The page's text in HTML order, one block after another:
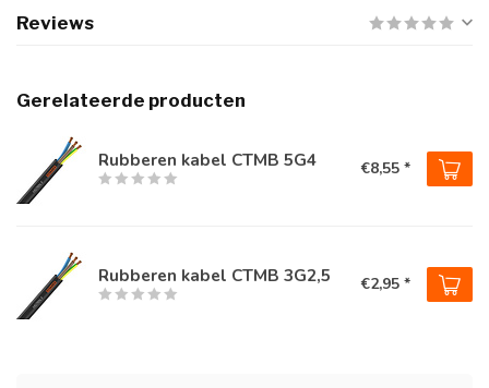
Reviews
Gerelateerde producten
Rubberen kabel CTMB 5G4 €8,55 *
Rubberen kabel CTMB 3G2,5 €2,95 *